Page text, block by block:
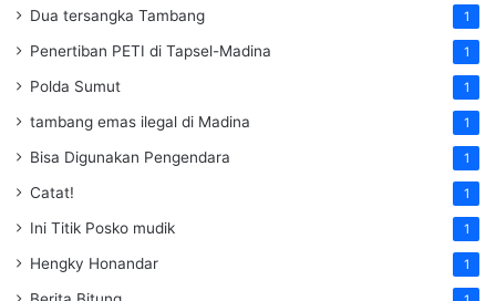
Dua tersangka Tambang 1
Penertiban PETI di Tapsel-Madina 1
Polda Sumut 1
tambang emas ilegal di Madina 1
Bisa Digunakan Pengendara 1
Catat! 1
Ini Titik Posko mudik 1
Hengky Honandar 1